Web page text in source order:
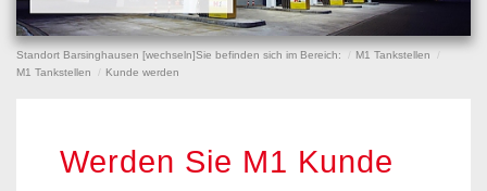
Standort Barsinghausen [wechseln]Sie befinden sich im Bereich:
M1 Tankstellen
M1 Tankstellen
Kunde werden
Werden Sie M1 Kunde